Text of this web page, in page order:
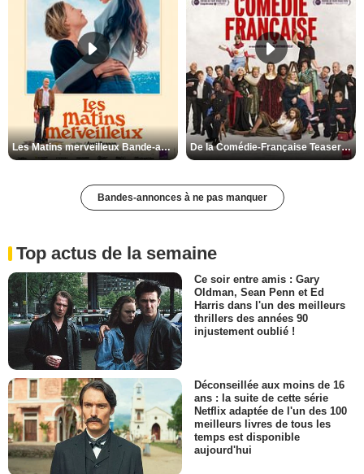
Les Matins merveilleux Bande-annonce VF De la Comédie-Française Teaser VF
Bandes-annonces à ne pas manquer
Top actus de la semaine
Ce soir entre amis : Gary
Oldman, Sean Penn et Ed
Harris dans l'un des meilleurs
thrillers des années 90
injustement oublié !
Déconseillée aux moins de 16
ans : la suite de cette série
Netflix adaptée de l'un des 100
meilleurs livres de tous les
temps est disponible
aujourd'hui